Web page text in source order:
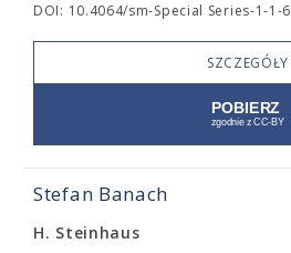
DOI: 10.4064/sm-Special Series-1-1-6
SZCZEGÓŁY
Stefan Banach
H. Steinhaus